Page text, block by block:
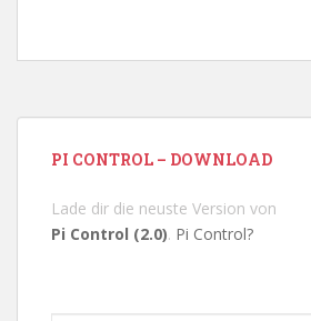
PI CONTROL – DOWNLOAD
Lade dir die neuste Version von
Pi Control (2.0). Pi Control?